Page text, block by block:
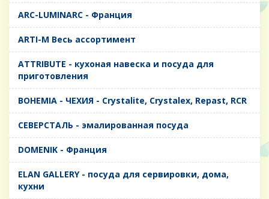
ARC-LUMINARC - Франция
ARTI-M Весь ассортимент
ATTRIBUTE - кухоная навеска и посуда для
приготовления
BOHEMIA - ЧЕХИЯ - Crystalite, Crystalex, Repast, RCR
CЕВЕРСТАЛЬ - эмалированная посуда
DOMENIK - Франция
ELAN GALLERY - посуда для сервировки, дома,
кухни